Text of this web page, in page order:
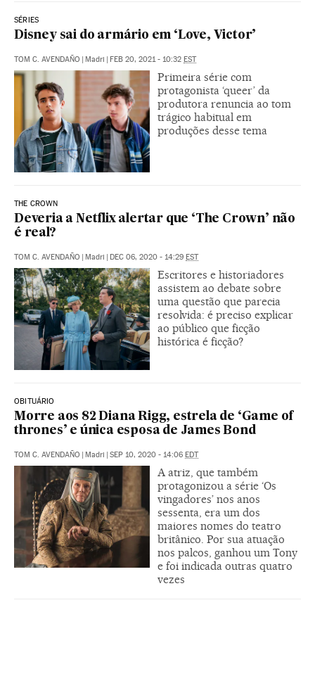
SÉRIES
Disney sai do armário em ‘Love, Victor’
TOM C. AVENDAÑO Madri FEB 20, 2021 - 10:32 EST
Primeira série com
protagonista ‘queer’ da
produtora renuncia ao tom
trágico habitual em
produções desse tema
THE CROWN
Deveria a Netflix alertar que ‘The Crown’ não
é real?
TOM C. AVENDAÑO Madri DEC 06, 2020 - 14:29 EST
Escritores e historiadores
assistem ao debate sobre
uma questão que parecia
resolvida: é preciso explicar
ao público que ficção
histórica é ficção?
OBITUÁRIO
Morre aos 82 Diana Rigg, estrela de ‘Game of
thrones’ e única esposa de James Bond
TOM C. AVENDAÑO | Madri | SEP 10, 2020 - 14:06 EDT
A atriz, que também
protagonizou a série ‘Os
vingadores’ nos anos
sessenta, era um dos
maiores nomes do teatro
britânico. Por sua atuação
nos palcos, ganhou um Tony
e foi indicada outras quatro
vezes